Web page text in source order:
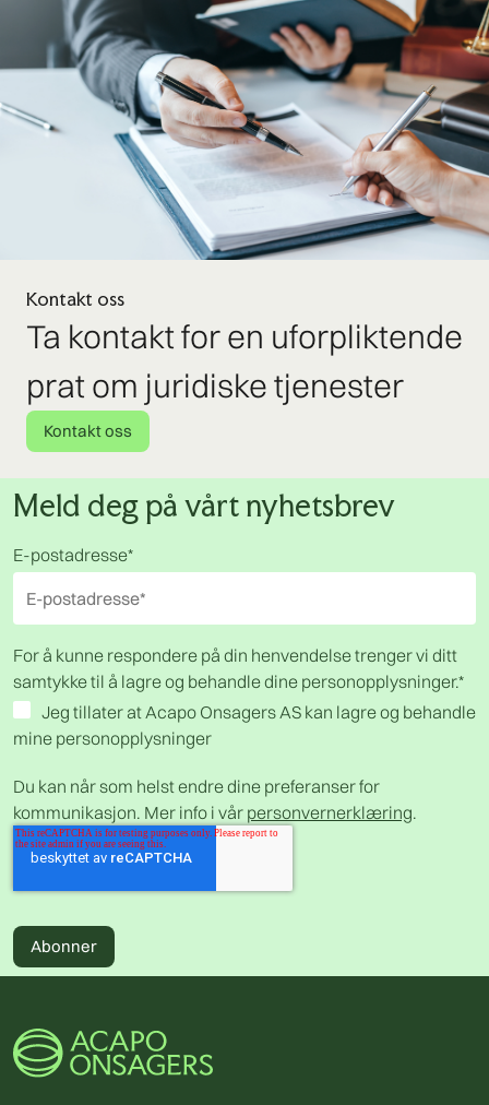
Kontakt oss
Ta kontakt for en uforpliktende
prat om juridiske tjenester
Kontakt oss
Meld deg på vårt nyhetsbrev
E-postadresse*
For å kunne respondere på din henvendelse trenger vi ditt
samtykke til å lagre og behandle dine personopplysninger.*
Jeg tillater at Acapo Onsagers AS kan lagre og behandle
mine personopplysninger
Du kan når som helst endre dine preferanser for
kommunikasjon. Mer info i vår personvernerklæring.